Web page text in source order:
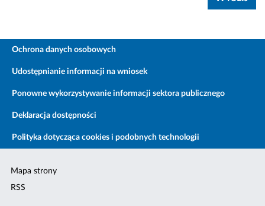
Ochrona danych osobowych
Udostępnianie informacji na wniosek
Ponowne wykorzystywanie informacji sektora publicznego
Deklaracja dostępności
Polityka dotycząca cookies i podobnych technologii
Mapa strony
RSS